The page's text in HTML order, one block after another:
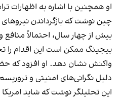
او همچنین با اشاره به اظهارات
چین نوشت که بازگرداندن نیروهای
بیش از چهار سال، احتمالاً منافع
بیجینگ ممکن است این اقدام را
واکنش نشان دهد. او افزود که
دلیل نگرانی‌های امنیتی و
این تحلیلگر نوشت که شاید